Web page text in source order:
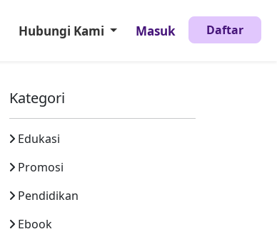
Hubungi Kami Masuk Daftar
Kategori
Edukasi
Promosi
Pendidikan
Ebook